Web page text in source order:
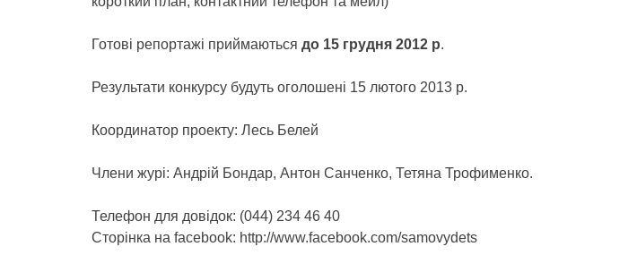
Готові репортажі приймаються до 15 грудня 2012 р.
Результати конкурсу будуть оголошені 15 лютого 2013 р.
Координатор проекту: Лесь Белей
Члени журі: Андрій Бондар, Антон Санченко, Тетяна Трофименко.
Телефон для довідок: (044) 234 46 40
Сторінка на facebook: http://www.facebook.com/samovydets